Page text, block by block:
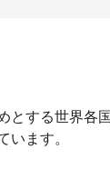
する世界各
ます。